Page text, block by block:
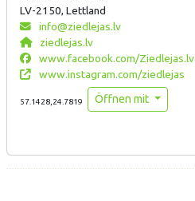
LV-2150, Lettland
info@ziedlejas.lv
ziedlejas.lv
www.facebook.com/Ziedlejas.lv
www.instagram.com/ziedlejas
57.1428,24.7819 Öffnen mit